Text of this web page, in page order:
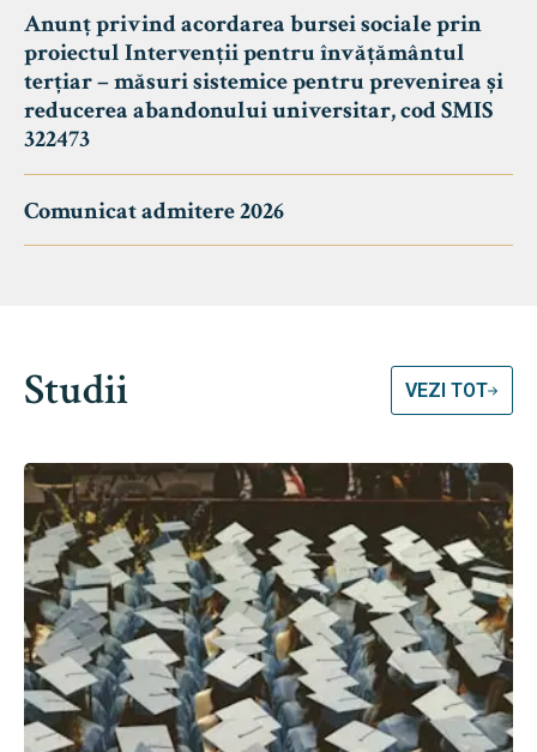
Anunț privind acordarea bursei sociale prin
proiectul Intervenții pentru învățământul
terțiar – măsuri sistemice pentru prevenirea și
reducerea abandonului universitar, cod SMIS
322473
Comunicat admitere 2026
Studii VEZI TOT